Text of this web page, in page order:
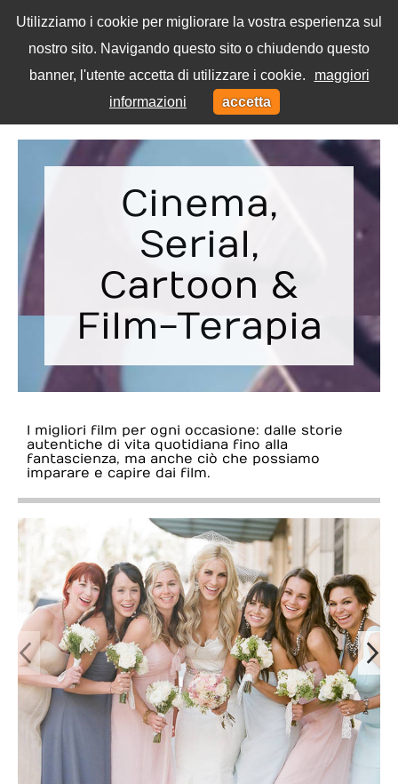
Utilizziamo i cookie per migliorare la vostra esperienza sul
nostro sito. Navigando questo sito o chiudendo questo
banner, l'utente accetta di utilizzare i cookie.
maggiori
informazioni
accetta
Menu
Cinema,
Serial,
Cartoon &
Film-Terapia
I migliori film per ogni occasione: dalle storie
autentiche di vita quotidiana fino alla
fantascienza, ma anche ciò che possiamo
imparare e capire dai film.